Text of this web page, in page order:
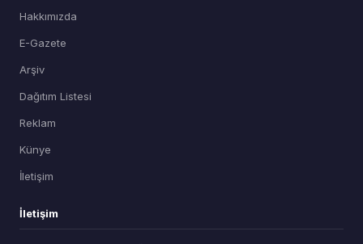
Hakkımızda
E-Gazete
Arşiv
Dağıtım Listesi
Reklam
Künye
İletişim
İletişim